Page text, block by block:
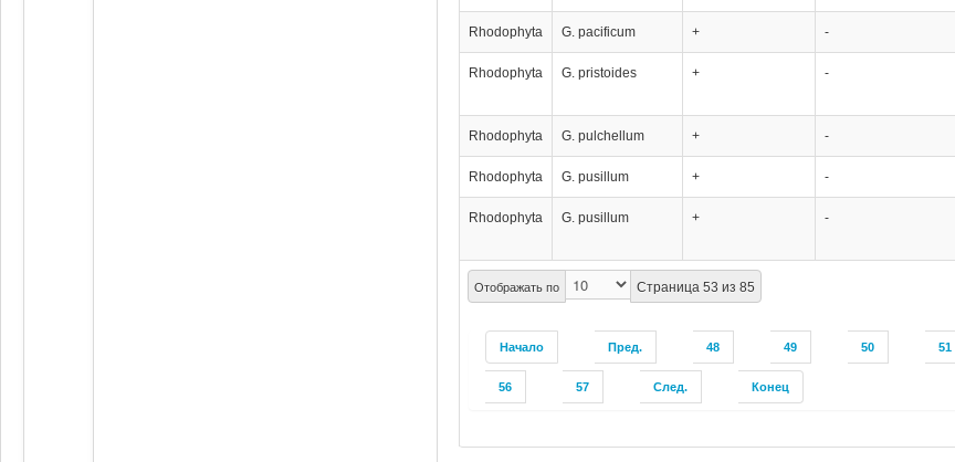
Отображать по Страница 53 из 85
Начало Пред. 48 49 50 51
56 57 След. Конец
Rhodophyta G. pacificum + -
Rhodophyta G. pristoides + -
Rhodophyta G. pulchellum + -
Rhodophyta G. pusillum + -
Rhodophyta G. pusillum + -